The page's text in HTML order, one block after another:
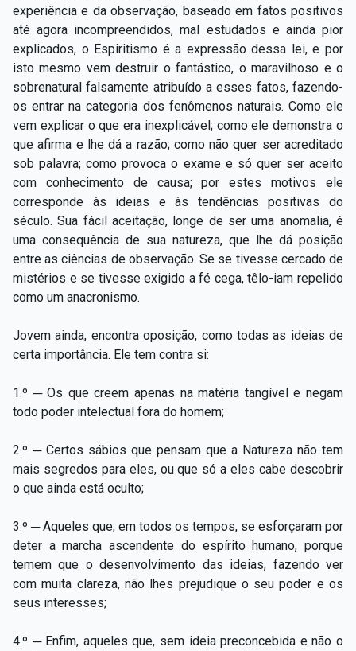
experiência e da observação, baseado em fatos positivos
até agora incompreendidos, mal estudados e ainda pior
explicados, o Espiritismo é a expressão dessa lei, e por
isto mesmo vem destruir o fantástico, o maravilhoso e o
sobrenatural falsamente atribuído a esses fatos, fazendo-
os entrar na categoria dos fenômenos naturais. Como ele
vem explicar o que era inexplicável; como ele demonstra o
que afirma e lhe dá a razão; como não quer ser acreditado
sob palavra; como provoca o exame e só quer ser aceito
com conhecimento de causa; por estes motivos ele
corresponde às ideias e às tendências positivas do
século. Sua fácil aceitação, longe de ser uma anomalia, é
uma consequência de sua natureza, que lhe dá posição
entre as ciências de observação. Se se tivesse cercado de
mistérios e se tivesse exigido a fé cega, têlo-iam repelido
como um anacronismo.
Jovem ainda, encontra oposição, como todas as ideias de
certa importância. Ele tem contra si:
1.º ─ Os que creem apenas na matéria tangível e negam
todo poder intelectual fora do homem;
2.º ─ Certos sábios que pensam que a Natureza não tem
mais segredos para eles, ou que só a eles cabe descobrir
o que ainda está oculto;
3.º ─ Aqueles que, em todos os tempos, se esforçaram por
deter a marcha ascendente do espírito humano, porque
temem que o desenvolvimento das ideias, fazendo ver
com muita clareza, não lhes prejudique o seu poder e os
seus interesses;
4.º ─ Enfim, aqueles que, sem ideia preconcebida e não o